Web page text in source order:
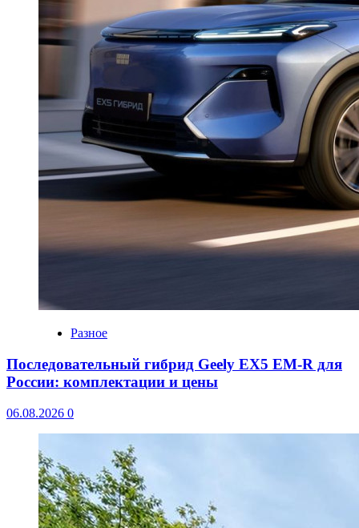
Разное
Последовательный гибрид Geely EX5 EM-R для
России: комплектации и цены
06.08.2026 0